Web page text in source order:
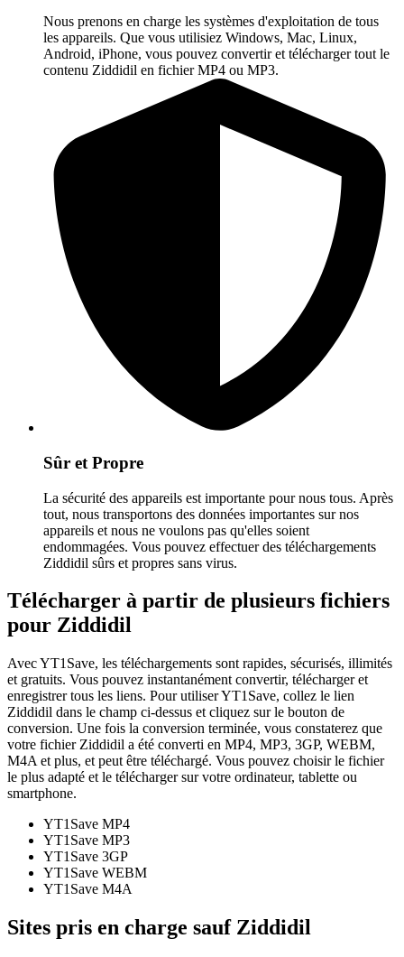
Nous prenons en charge les systèmes d'exploitation de tous
les appareils. Que vous utilisiez Windows, Mac, Linux,
Android, iPhone, vous pouvez convertir et télécharger tout le
contenu Ziddidil en fichier MP4 ou MP3.
Sûr et Propre
La sécurité des appareils est importante pour nous tous. Après
tout, nous transportons des données importantes sur nos
appareils et nous ne voulons pas qu'elles soient
endommagées. Vous pouvez effectuer des téléchargements
Ziddidil sûrs et propres sans virus.
Télécharger à partir de plusieurs fichiers
pour Ziddidil
Avec YT1Save, les téléchargements sont rapides, sécurisés, illimités
et gratuits. Vous pouvez instantanément convertir, télécharger et
enregistrer tous les liens. Pour utiliser YT1Save, collez le lien
Ziddidil dans le champ ci-dessus et cliquez sur le bouton de
conversion. Une fois la conversion terminée, vous constaterez que
votre fichier Ziddidil a été converti en MP4, MP3, 3GP, WEBM,
M4A et plus, et peut être téléchargé. Vous pouvez choisir le fichier
le plus adapté et le télécharger sur votre ordinateur, tablette ou
smartphone.
YT1Save MP4
YT1Save MP3
YT1Save 3GP
YT1Save WEBM
YT1Save M4A
Sites pris en charge sauf Ziddidil